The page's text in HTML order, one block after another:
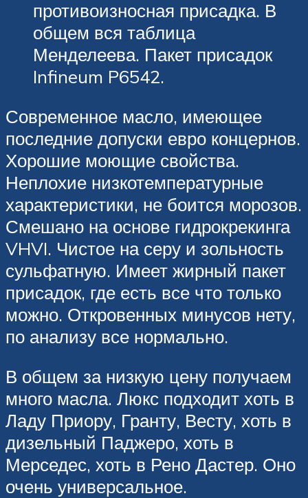
противоизносная присадка. В
общем вся таблица
Менделеева. Пакет присадок
Infineum P6542.
Современное масло, имеющее
последние допуски евро концернов.
Хорошие моющие свойства.
Неплохие низкотемпературные
характеристики, не боится морозов.
Смешано на основе гидрокрекинга
VHVI. Чистое на серу и зольность
сульфатную. Имеет жирный пакет
присадок, где есть все что только
можно. Откровенных минусов нету,
по анализу все нормально.
В общем за низкую цену получаем
много масла. Люкс подходит хоть в
Ладу Приору, Гранту, Весту, хоть в
дизельный Паджеро, хоть в
Мерседес, хоть в Рено Дастер. Оно
очень универсальное.